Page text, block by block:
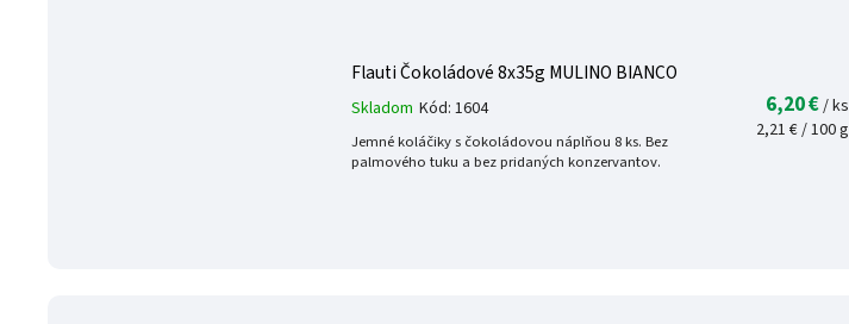
Flauti Čokoládové 8x35g MULINO BIANCO
Skladom Kód: 1604
Jemné koláčiky s čokoládovou náplňou 8 ks. Bez
palmového tuku a bez pridaných konzervantov.
6,20 €/ ks
2,21 € / 100 g